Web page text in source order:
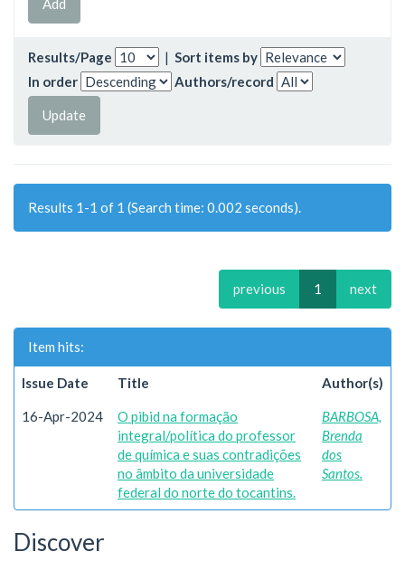
Results/Page | Sort items by
In order
Authors/record
Results 1-1 of 1 (Search time: 0.002 seconds).
previous 1 next
Item hits:
Issue Date Title Author(s)
16-Apr-2024
O pibid na formação
integral/política do professor
de química e suas contradições
no âmbito da universidade
federal do norte do tocantins.
BARBOSA,
Brenda
dos
Santos.
Discover